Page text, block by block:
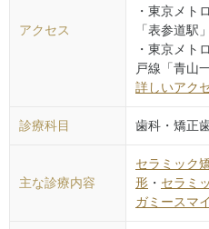
アクセス
・東京メト
「表参道駅
・東京メト
戸線「青山
詳しいアク
診療科目 歯科・矯正
主な診療内容
セラミック
形 ・ セラミ
ガミースマ